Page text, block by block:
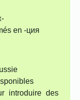
en -ция
introduire des